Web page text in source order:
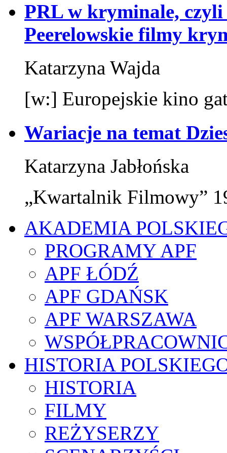
PRL w kryminale, czyli
Peerelowskie filmy
Katarzyna Wajda
[w:] Europejskie kino
Wariacje na temat
Katarzyna Jabłońska
„Kwartalnik Filmowy”
AKADEMIA
PROGRAMY APF
APF ŁÓDŹ
APF GDAŃSK
APF WARSZAWA
HISTORIA
HISTORIA
FILMY
REŻYSERZY